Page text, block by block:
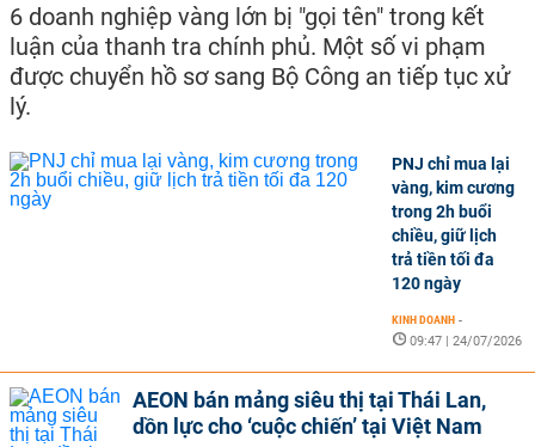
6 doanh nghiệp vàng lớn bị "gọi tên" trong kết
luận của thanh tra chính phủ. Một số vi phạm
được chuyển hồ sơ sang Bộ Công an tiếp tục xử
lý.
PNJ chỉ mua lại
vàng, kim cương
trong 2h buổi
chiều, giữ lịch
trả tiền tối đa
120 ngày
KINH DOANH -
09:47 | 24/07/2026
AEON bán mảng siêu thị tại Thái Lan,
dồn lực cho ‘cuộc chiến’ tại Việt Nam